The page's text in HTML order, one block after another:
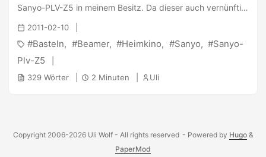
Sanyo-PLV-Z5 in meinem Besitz. Da dieser auch vernünftig
aufgestellt werden sollte, um sein volles Potential
auszureizen, musste ich ihn stationär befestigen. Hierzu
habe mir eine geniale Lösung aus einem Observatör von
IKEA und ein paar Schrauben aus dem Baumarkt
zusammen gebastelt. Normalerweise würde zur
Deckenhalterungen extrem teuer oder den Griff zur DIY-
Lösung nötig macht. Dankbarerweise ist in der richtigen
2011-02-10
Basteln Beamer Heimkino Sanyo
Sanyo-
Plv-Z5
329 Wörter 2 Minuten Uli
Copyright 2006-2026 Uli Wolf - All rights reserved - Powered by Hugo &
PaperMod